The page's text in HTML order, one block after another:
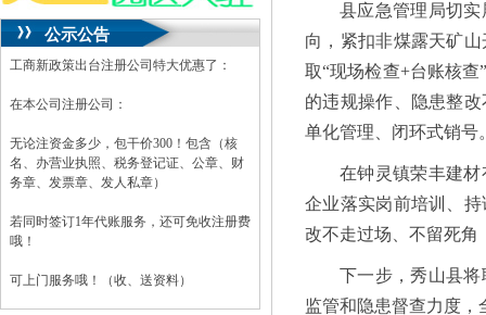
公示公告
工商新政策出台注册公司特大优惠了：
在本公司注册公司：
无论注资金多少，包干价300！包含（核
名、办营业执照、税务登记证、公章、财
务章、发票章、发人私章）
若同时签订1年代账服务，还可免收注册费
哦！
可上门服务哦！（收、送资料）
县应急管理局切
向，紧扣非煤露天矿
取“现场检查+台账核
的违规操作、隐患整
单化管理、闭环式销号
在钟灵镇荣丰建
企业落实岗前培训、
改不走过场、不留死角
下一步，秀山县
监管和隐患督查力度